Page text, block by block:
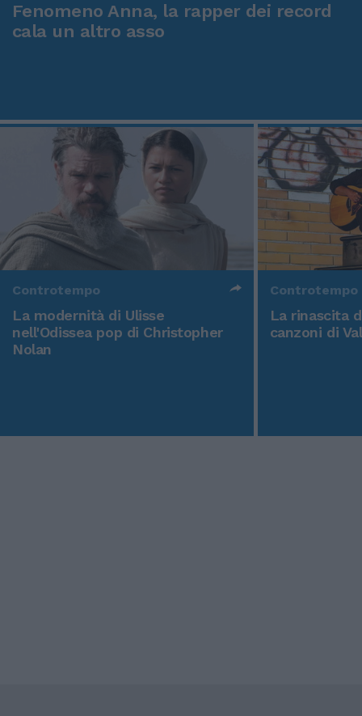
Fenomeno Anna, la rapper dei record
cala un altro asso
Controtempo
La modernità di Ulisse
nell'Odissea pop di Christopher
Nolan
Controtempo
La rinascita
canzoni di